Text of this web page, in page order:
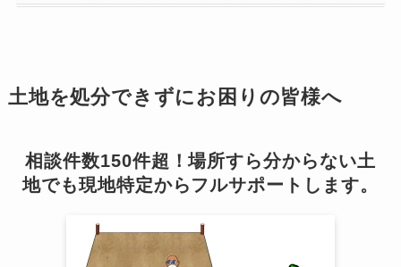
土地を処分できずにお困りの皆様へ
相談件数150件超！場所すら分からない土
地でも現地特定からフルサポートします。